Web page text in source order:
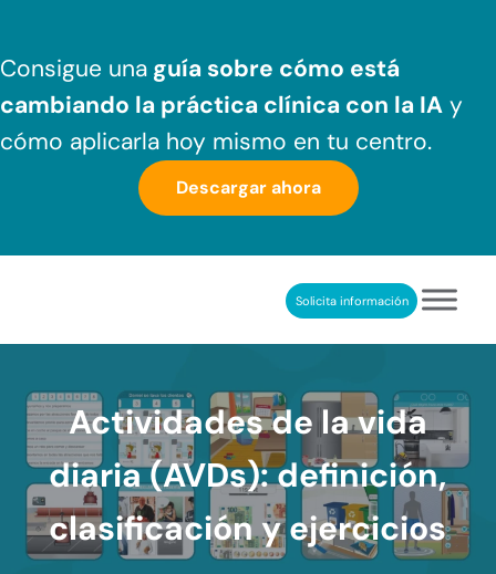
Consigue una guía sobre cómo está
cambiando la práctica clínica con la IA y
cómo aplicarla hoy mismo en tu centro.
Descargar ahora
REHABILITACIÓN COGNITIVA PROFESIONALSolicita información
Actividades de la vida
diaria (AVDs): definición,
clasificación y ejercicios